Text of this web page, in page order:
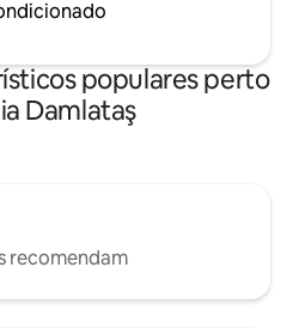
populares perto
Damlataş
recomendam